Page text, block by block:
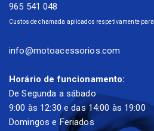
965 541 048
Custos de chamada aplicados respetivamente
info@motoacessorios.com
Horário de funcionamento:
De Segunda a sábado
9:00 às 12:30 e das 14:00 às 19:00
Domingos e Feriados